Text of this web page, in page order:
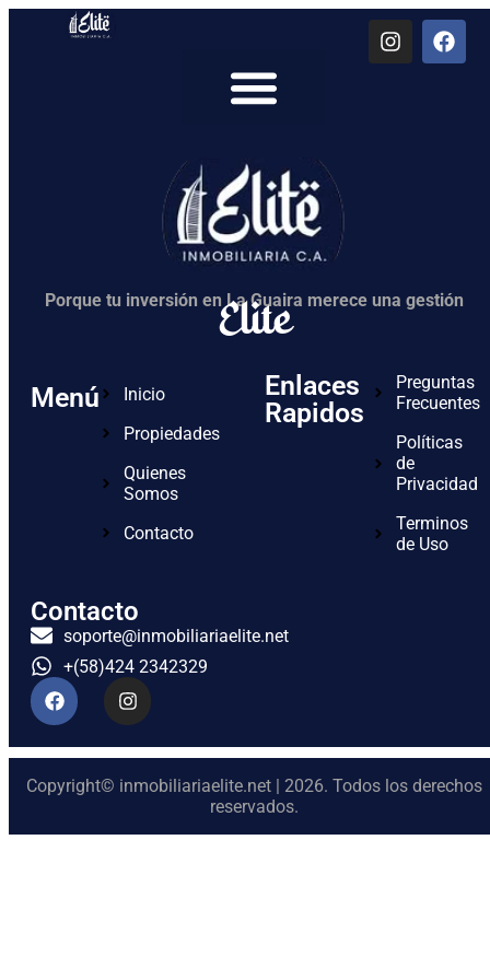
Porque tu inversión en La Guaira merece una gestión
Elite
Menú
Inicio
Propiedades
Quienes
Somos
Contacto
Enlaces
Rapidos
Preguntas
Frecuentes
Políticas
de
Privacidad
Terminos
de Uso
Contacto
soporte@inmobiliariaelite.net
+(58)424 2342329
Copyright© inmobiliariaelite.net | 2026. Todos los derechos
reservados.